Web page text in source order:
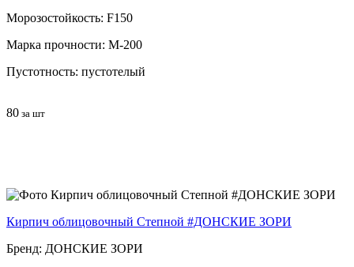
Морозостойкость: F150
Марка прочности: М-200
Пустотность: пустотелый
80 за шт
Кирпич облицовочный Степной #ДОНСКИЕ ЗОРИ
Бренд: ДОНСКИЕ ЗОРИ